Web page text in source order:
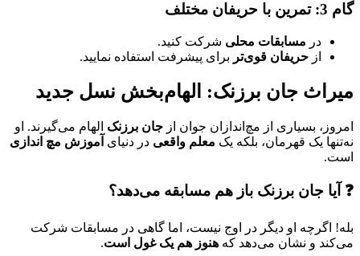
گام 3: تمرین با حریفان مختلف
در مسابقات محلی شرکت کنید.
از حریفان قوی‌تر برای پیشرفت استفاده نمایید.
میراث جان برزنک: الهام‌بخش نسل جدید
امروز، بسیاری از مچ‌اندازان جوان از جان برزنک الهام می‌گیرند. او
نه‌تنها یک قهرمان، بلکه یک معلم واقعی در دنیای آموزش مچ اندازی
است.
❓ آیا جان برزنک باز هم مسابقه می‌دهد؟
بله! اگرچه او دیگر در اوج نیست، اما گاهی در مسابقات شرکت
می‌کند و نشان می‌دهد که هنوز هم یک غول است.